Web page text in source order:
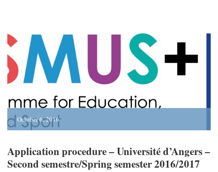
October 6, 2016
Application procedure – Université d’Angers –
Second semestre/Spring semester 2016/2017